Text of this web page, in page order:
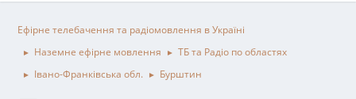
Ефірне телебачення та радіомовлення в Україні
► Наземне ефірне мовлення ► ТБ та Радіо по областях
► Івано-Франківська обл. ► Бурштин